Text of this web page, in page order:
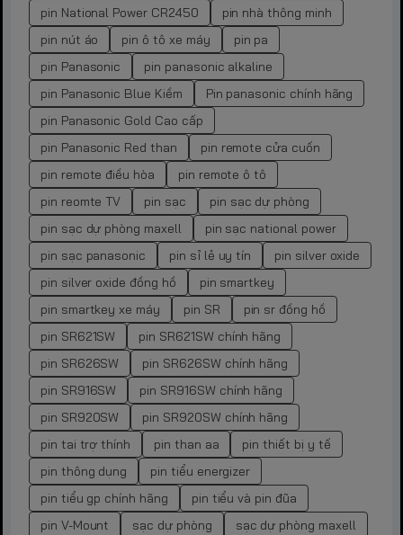
pin National Power CR2450
pin nhà thông minh
pin nút áo
pin ô tô xe máy
pin pa
pin Panasonic
pin panasonic alkaline
pin Panasonic Blue Kiềm
Pin panasonic chính hãng
pin Panasonic Gold Cao cấp
pin Panasonic Red than
pin remote cửa cuốn
pin remote điều hòa
pin remote ô tô
pin reomte TV
pin sạc
pin sạc dự phòng
pin sạc dự phòng maxell
pin sạc national power
pin sạc panasonic
pin sỉ lẻ uy tín
pin silver oxide
pin silver oxide đồng hồ
pin smartkey
pin smartkey xe máy
pin SR
pin sr đồng hồ
pin SR621SW
pin SR621SW chính hãng
pin SR626SW
pin SR626SW chính hãng
pin SR916SW
pin SR916SW chính hãng
pin SR920SW
pin SR920SW chính hãng
pin tai trợ thính
pin than aa
pin thiết bị y tế
pin thông dụng
pin tiểu energizer
pin tiểu gp chính hãng
pin tiểu và pin đũa
pin V-Mount
sạc dự phòng
sạc dự phòng maxell